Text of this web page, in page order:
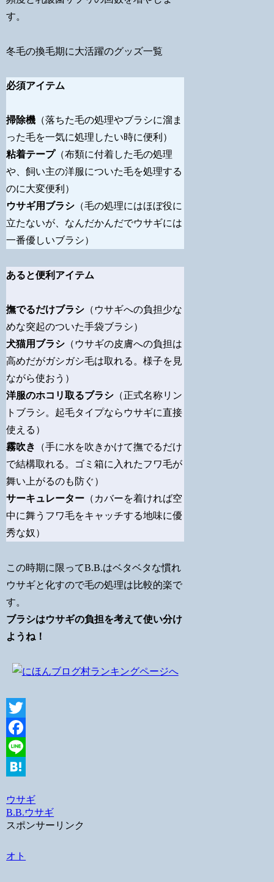
す。
冬毛の換毛期に大活躍のグッズ一覧
必須アイテム
掃除機 （落ちた毛の処理やブラシに溜ま
った毛を一気に処理したい時に便利）
粘着テープ（布類に付着した毛の処理
や、飼い主の洋服についた毛を処理する
のに大変便利）
ウサギ用ブラシ （毛の処理にはほぼ役に
立たないが、なんだかんだでウサギには
一番優しいブラシ）
あると便利アイテム
撫でるだけブラシ （ウサギへの負担少な
めな突起のついた手袋ブラシ）
犬猫用ブラシ （ウサギの皮膚への負担は
高めだがガシガシ毛は取れる。様子を見
ながら使おう）
洋服のホコリ取るブラシ （正式名称リン
トブラシ。起毛タイプならウサギに直接
使える）
霧吹き
（手に水を吹きかけて撫でるだけ
で結構取れる。ゴミ箱に入れたフワ毛が
舞い上がるのも防ぐ）
サーキュレーター （カバーを着ければ空
中に舞うフワ毛をキャッチする地味に優
秀な奴）
この時期に限ってB.B.はベタベタな慣れ
ウサギと化すので毛の処理は比較的楽で
す。
ブラシはウサギの負担を考えて使い分け
ようね！
Twitter
Facebook
Line
ウサギ
B.B.ウサギ
スポンサーリンク
オト